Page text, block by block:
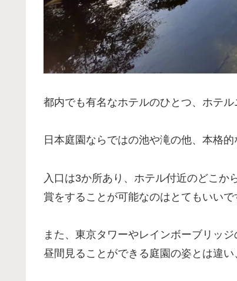
都内でも有名なホテルのひとつ、ホテ
日本庭園ならではの池や滝の他、本格
入口は3か所あり、ホテル付近のどこ
賞をすることが可能なのはとてもいいで
また、東京タワーやレインボーブリッ
昼間見ることができる庭園の姿とは違